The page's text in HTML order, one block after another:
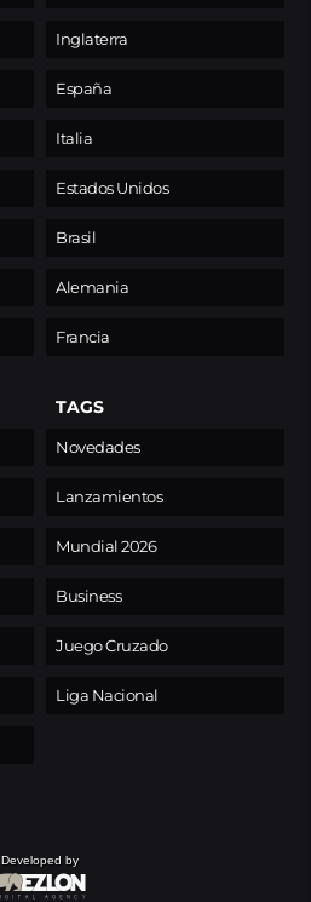
Inglaterra
España
Italia
Estados Unidos
Brasil
Alemania
Francia
TAGS
Novedades
Lanzamientos
Mundial 2026
Business
Juego Cruzado
Liga Nacional
Developed by